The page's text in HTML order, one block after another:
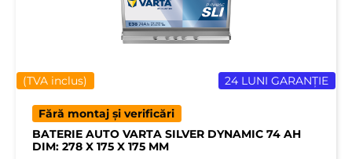
24 LUNI GARANȚIE
(TVA inclus)
Fără montaj și verificări
BATERIE AUTO VARTA SILVER DYNAMIC 74 AH
DIM: 278 X 175 X 175 MM